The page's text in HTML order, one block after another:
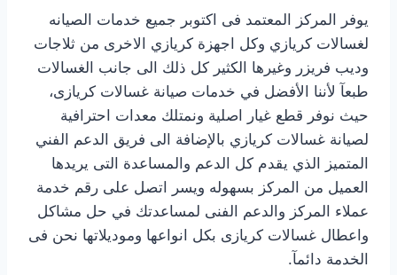
يوفر المركز المعتمد فى اكتوبر جميع خدمات الصيانه
لغسالات كريازي وكل اجهزة كريازي الاخرى من ثلاجات
وديب فريزر وغيرها الكثير كل ذلك الى جانب الغسالات
طبعآ لأننا الأفضل في خدمات صيانة غسالات كريازى،
حيث نوفر قطع غيار اصلية ونمتلك معدات احترافية
لصيانة غسالات كريازي بالإضافة الى فريق الدعم الفني
المتميز الذي يقدم كل الدعم والمساعدة التى يريدها
العميل من المركز بسهوله ويسر اتصل على رقم خدمة
عملاء المركز والدعم الفنى لمساعدتك في حل مشاكل
واعطال غسالات كريازى بكل انواعها وموديلاتها نحن فى
الخدمة دائمآ.